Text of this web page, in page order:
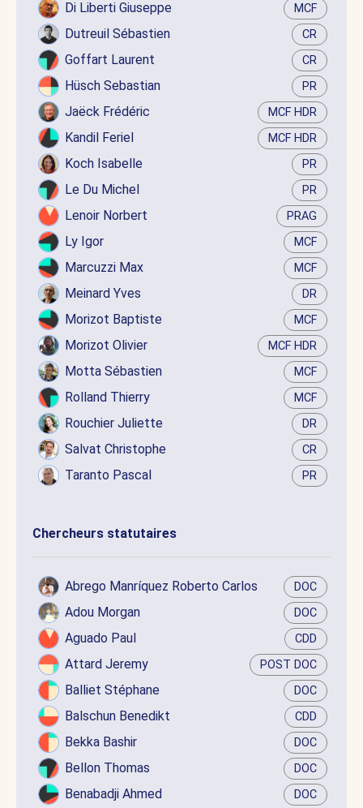
Di Liberti Giuseppe MCF
Dutreuil Sébastien CR
Goffart Laurent CR
Hüsch Sebastian PR
Jaëck Frédéric MCF HDR
Kandil Feriel MCF HDR
Koch Isabelle PR
Le Du Michel PR
Lenoir Norbert PRAG
Ly Igor MCF
Marcuzzi Max MCF
Meinard Yves DR
Morizot Baptiste MCF
Morizot Olivier MCF HDR
Motta Sébastien MCF
Rolland Thierry MCF
Rouchier Juliette DR
Salvat Christophe CR
Taranto Pascal PR
Chercheurs statutaires
Abrego Manríquez Roberto Carlos DOC
Adou Morgan DOC
Aguado Paul CDD
Attard Jeremy POST DOC
Balliet Stéphane DOC
Balschun Benedikt CDD
Bekka Bashir DOC
Bellon Thomas DOC
Benabadji Ahmed DOC